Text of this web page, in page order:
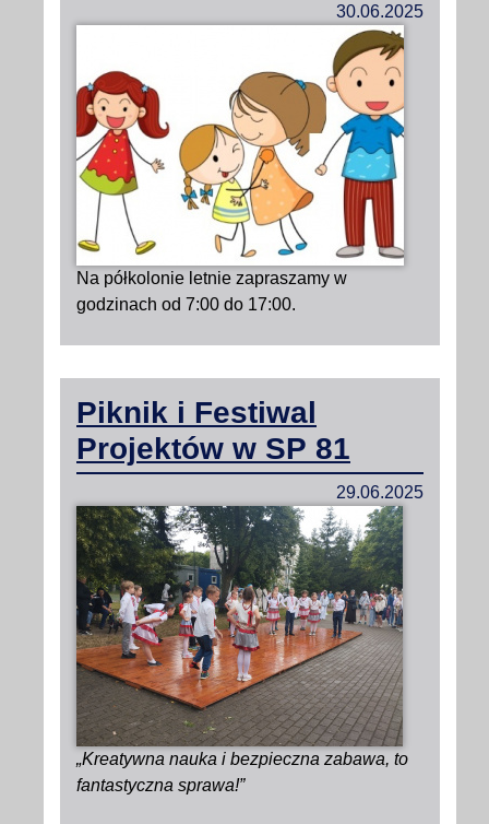
30.06.2025
Na półkolonie letnie zapraszamy w
godzinach od 7:00 do 17:00.
Piknik i Festiwal
Projektów w SP 81
29.06.2025
„Kreatywna nauka i bezpieczna zabawa, to
fantastyczna sprawa!”